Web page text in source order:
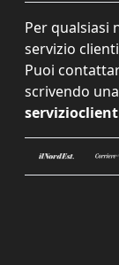
Per qualsiasi
servizio
Puoi
scrivendo